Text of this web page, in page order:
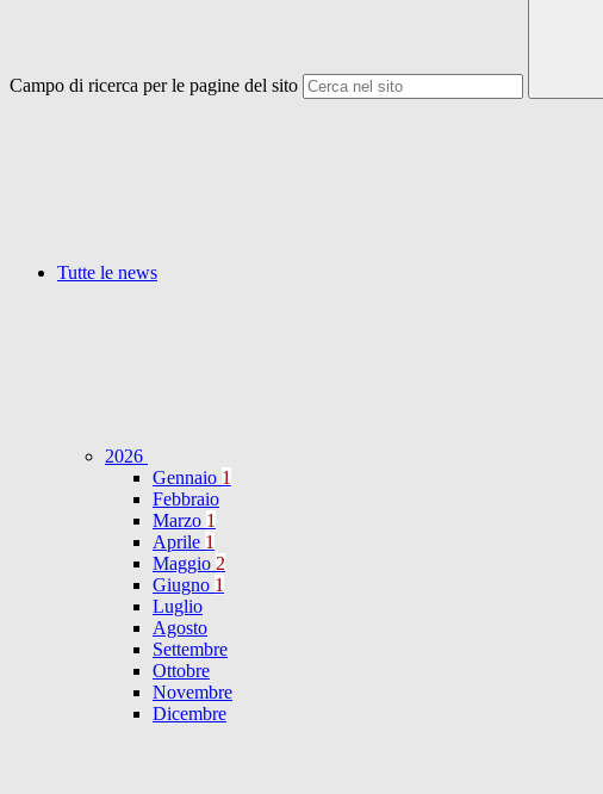
Campo di ricerca per le pagine del sito
Tutte le news
2026
Gennaio 1
Febbraio
Marzo 1
Aprile 1
Maggio 2
Giugno 1
Luglio
Agosto
Settembre
Ottobre
Novembre
Dicembre